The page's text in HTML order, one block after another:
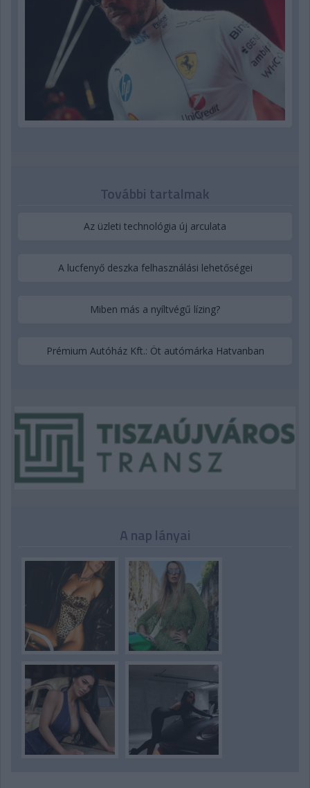
További tartalmak
Az üzleti technológia új arculata
A lucfenyő deszka felhasználási lehetőségei
Miben más a nyíltvégű lízing?
Prémium Autóház Kft.: Öt autómárka Hatvanban
A nap lányai